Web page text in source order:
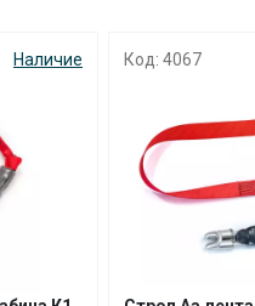
Наличие Код: 4067